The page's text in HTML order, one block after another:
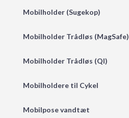
Mobilholder (Sugekop)
Mobilholder Trådløs (MagSafe)
Mobilholder Trådløs (QI)
Mobilholdere til Cykel
Mobilpose vandtæt